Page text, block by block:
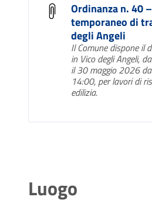
Ordinanza n. 40
temporaneo di
degli Angeli
Il Comune dispone il
in Vico degli Angeli,
il 30 maggio 2026
14:00, per lavori di
edilizia.
Luogo